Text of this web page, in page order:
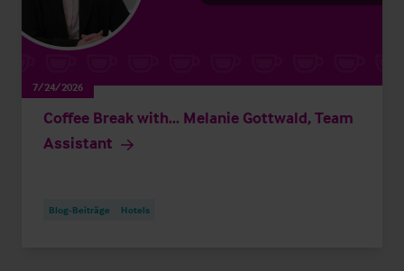
7/24/2026
Coffee Break with... Melanie Gottwald, Team
Assistant
Blog-Beiträge Hotels